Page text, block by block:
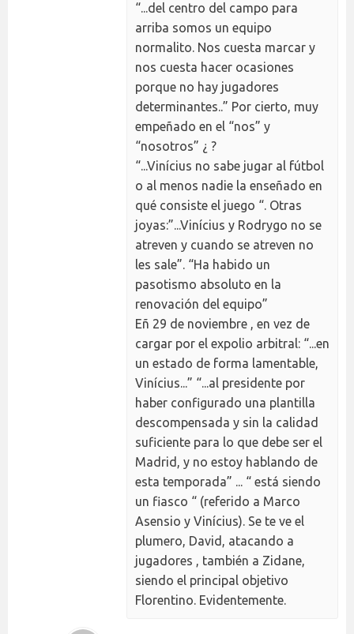
“...del centro del campo para
arriba somos un equipo
normalito. Nos cuesta marcar y
nos cuesta hacer ocasiones
porque no hay jugadores
determinantes..” Por cierto, muy
empeñado en el “nos” y
“nosotros” ¿ ?
“...Vinícius no sabe jugar al fútbol
o al menos nadie la enseñado en
qué consiste el juego “. Otras
joyas:”...Vinícius y Rodrygo no se
atreven y cuando se atreven no
les sale”. “Ha habido un
pasotismo absoluto en la
renovación del equipo”
Eñ 29 de noviembre , en vez de
cargar por el expolio arbitral: “...en
un estado de forma lamentable,
Vinícius...” “...al presidente por
haber configurado una plantilla
descompensada y sin la calidad
suficiente para lo que debe ser el
Madrid, y no estoy hablando de
esta temporada” ... “ está siendo
un fiasco “ (referido a Marco
Asensio y Vinícius). Se te ve el
plumero, David, atacando a
jugadores , también a Zidane,
siendo el principal objetivo
Florentino. Evidentemente.